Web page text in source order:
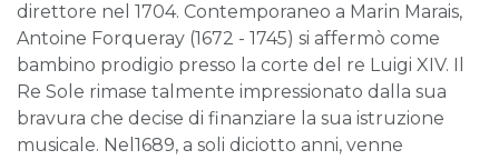
direttore nel 1704. Contemporaneo a Marin Marais,
Antoine Forqueray (1672 - 1745) si affermò come
bambino prodigio presso la corte del re Luigi XIV. Il
Re Sole rimase talmente impressionato dalla sua
bravura che decise di finanziare la sua istruzione
musicale. Nel1689, a soli diciotto anni, venne